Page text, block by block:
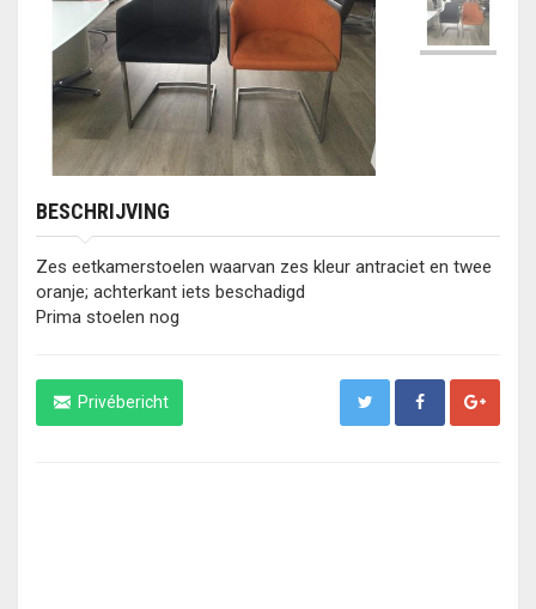
BESCHRIJVING
Zes eetkamerstoelen waarvan zes kleur antraciet en twee
oranje; achterkant iets beschadigd
Prima stoelen nog
Privébericht